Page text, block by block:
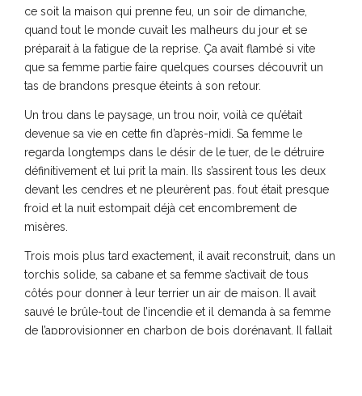
ce soit la maison qui prenne feu, un soir de dimanche,
quand tout le monde cuvait les malheurs du jour et se
préparait à la fatigue de la reprise. Ça avait flambé si vite
que sa femme partie faire quelques courses découvrit un
tas de brandons presque éteints à son retour.
Un trou dans le paysage, un trou noir, voilà ce qu’était
devenue sa vie en cette fin d’après-midi. Sa femme le
regarda longtemps dans le désir de le tuer, de le détruire
définitivement et lui prit la main. Ils s’assirent tous les deux
devant les cendres et ne pleurèrent pas. fout était presque
froid et la nuit estompait déjà cet encombrement de
misères.
Trois mois plus tard exactement, il avait reconstruit, dans un
torchis solide, sa cabane et sa femme s’activait de tous
côtés pour donner à leur terrier un air de maison. Il avait
sauvé le brûle-tout de l’incendie et il demanda à sa femme
de l’approvisionner en charbon de bois dorénavant. Il fallait